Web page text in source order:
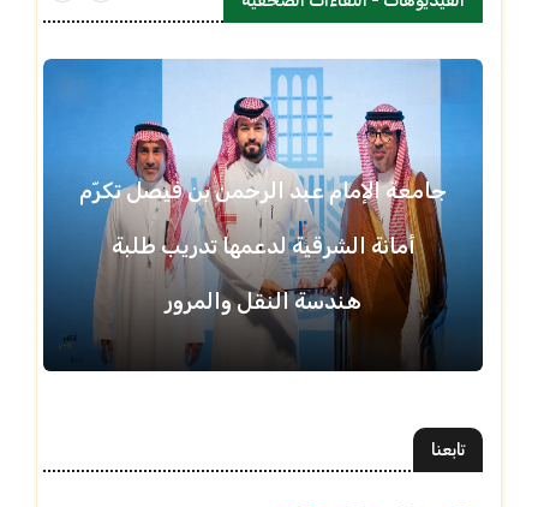
جامعة الإمام عبد الرحمن بن فيصل تكرّم
أمانة الشرقية لدعمها تدريب طلبة
هندسة النقل والمرور
تابعنا